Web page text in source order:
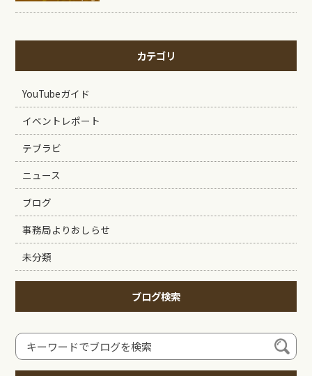
カテゴリ
YouTubeガイド
イベントレポート
テブラビ
ニュース
ブログ
事務局よりおしらせ
未分類
ブログ検索